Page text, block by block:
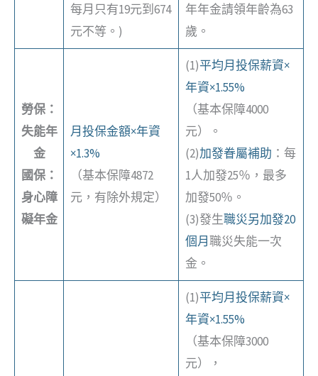
每月只有19元到674
元不等。)
年年金請領年齡為63
歲。
勞保：
失能年
金
國保：
身心障
礙年金
月投保金額×年資
×1.3%
（基本保障4872
元，有除外規定）
(1)平均月投保薪資×
年資×1.55%
（基本保障4000
元）。
(2)加發眷屬補助 ：每
1人加發25％，最多
加發50％。
(3)發生職災另加發20
個月職災失能一次
金。
(1)平均月投保薪資×
年資×1.55%
（基本保障3000
元），